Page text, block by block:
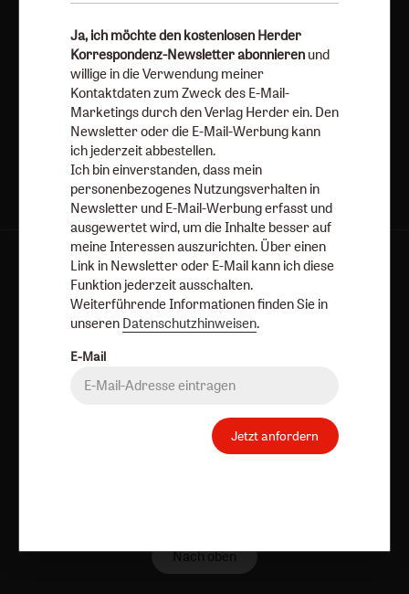
Jetzt anmelden
AGB und Widerrufsbelehrung
Datenschutz
Barrierefreiheit
Impressum
Vertrag widerrufen
Nach oben
Ja, ich möchte den kostenlosen Herder
Korrespondenz-Newsletter abonnieren und
willige in die Verwendung meiner
Kontaktdaten zum Zweck des E-Mail-
Marketings durch den Verlag Herder ein. Den
Newsletter oder die E-Mail-Werbung kann
ich jederzeit abbestellen.
Ich bin einverstanden, dass mein
personenbezogenes Nutzungsverhalten in
Newsletter und E-Mail-Werbung erfasst und
ausgewertet wird, um die Inhalte besser auf
meine Interessen auszurichten. Über einen
Link in Newsletter oder E-Mail kann ich diese
Funktion jederzeit ausschalten.
Weiterführende Informationen finden Sie in
unseren Datenschutzhinweisen.
E-Mail
Jetzt anfordern